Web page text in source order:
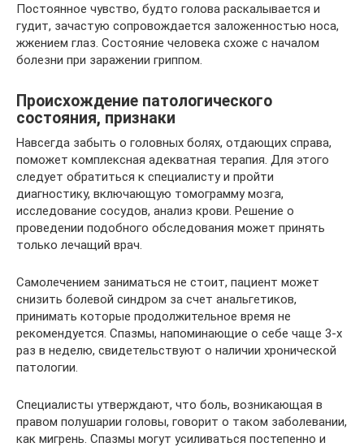
Постоянное чувство, будто голова раскалывается и
гудит, зачастую сопровождается заложенностью носа,
жжением глаз. Состояние человека схоже с началом
болезни при заражении гриппом.
Происхождение патологического
состояния, признаки
Навсегда забыть о головных болях, отдающих справа,
поможет комплексная адекватная терапия. Для этого
следует обратиться к специалисту и пройти
диагностику, включающую томограмму мозга,
исследование сосудов, анализ крови. Решение о
проведении подобного обследования может принять
только лечащий врач.
Самолечением заниматься не стоит, пациент может
снизить болевой синдром за счет анальгетиков,
принимать которые продолжительное время не
рекомендуется. Спазмы, напоминающие о себе чаще 3-х
раз в неделю, свидетельствуют о наличии хронической
патологии.
Специалисты утверждают, что боль, возникающая в
правом полушарии головы, говорит о таком заболевании,
как мигрень. Спазмы могут усиливаться постепенно и